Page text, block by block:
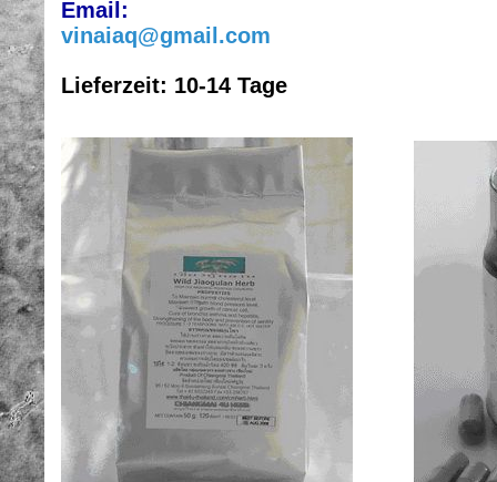
Email:
vinaiaq@gmail.com
Lieferzeit: 10-14 Tage